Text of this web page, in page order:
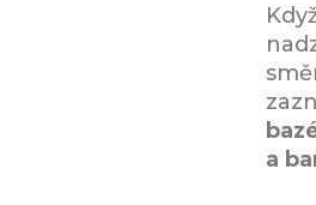
a